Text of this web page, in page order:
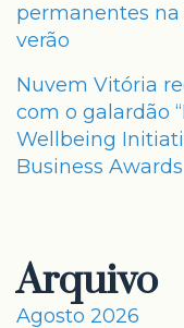
permanentes
verão
Nuvem Vitória
com o galardão
Wellbeing
Business Awards
Arquivo
Agosto 2026